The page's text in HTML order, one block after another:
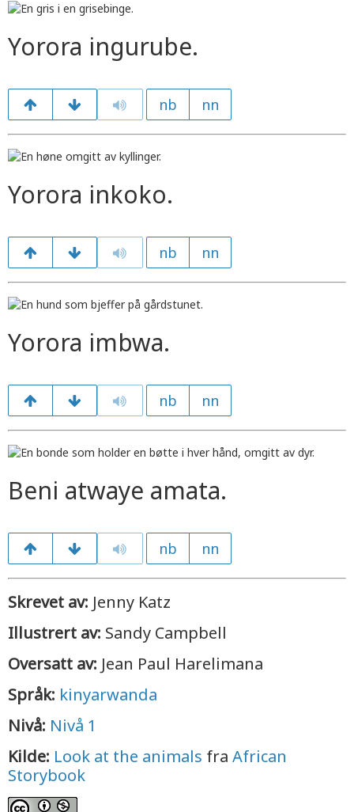
Yorora ingurube.
nb nn
Yorora inkoko.
nb nn
Yorora imbwa.
nb nn
Beni atwaye amata.
nb nn
Skrevet av: Jenny Katz
Illustrert av: Sandy Campbell
Oversatt av: Jean Paul Harelimana
Språk: kinyarwanda
Nivå: Nivå 1
Kilde: Look at the animals fra African
Storybook